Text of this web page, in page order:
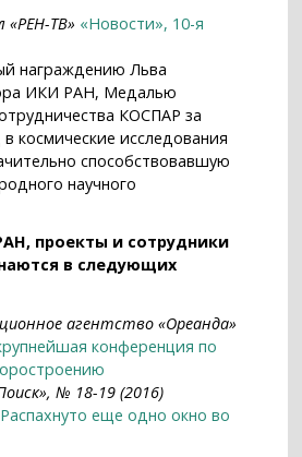
«РЕН-ТВ» «Новости», 10-я
награждению Льва
ИКИ РАН, Медалью
КОСПАР за
космические исследования
способствовавшую
научного
проекты и сотрудники
в следующих
агентство «Ореанда»
конференция по
№ 18-19 (2016)
еще одно окно во